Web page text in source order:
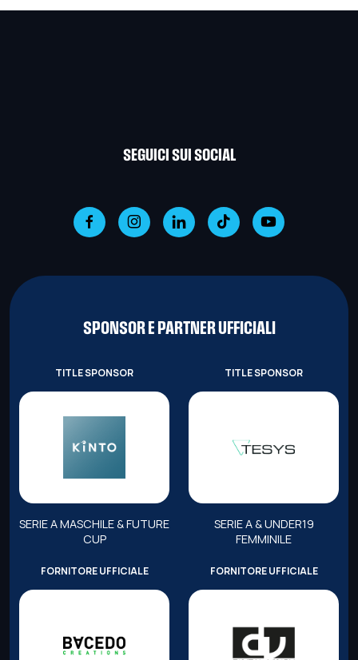
SEGUICI SUI SOCIAL
SPONSOR E PARTNER UFFICIALI
TITLE SPONSOR
SERIE A MASCHILE & FUTURE
CUP
TITLE SPONSOR
SERIE A & UNDER19
FEMMINILE
FORNITORE UFFICIALE FORNITORE UFFICIALE